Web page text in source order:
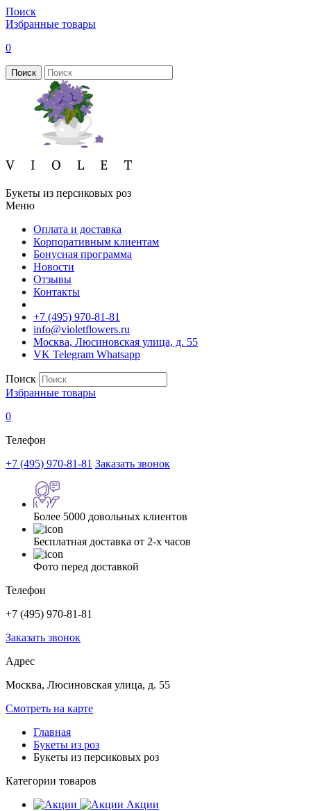
Поиск
Избранные товары
0
Поиск
Букеты из персиковых роз
Меню
Оплата и доставка
Корпоративным клиентам
Бонусная программа
Новости
Отзывы
Контакты
+7 (495) 970-81-81
info@violetflowers.ru
Москва, Люсиновская улица, д. 55
VK Telegram Whatsapp
Поиск
Избранные товары
0
Телефон
+7 (495) 970-81-81 Заказать звонок
Более 5000 довольных клиентов
Бесплатная доставка от 2-х часов
Фото перед доставкой
Телефон
+7 (495) 970-81-81
Заказать звонок
Адрес
Москва, Люсиновская улица, д. 55
Смотреть на карте
Главная
Букеты из роз
Букеты из персиковых роз
Категории товаров
Акции